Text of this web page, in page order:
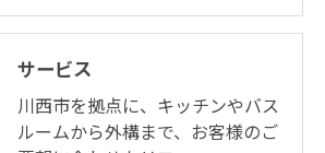
サービス
川西市を拠点に、キッチンやバス
ルームから外構まで、お客様のご